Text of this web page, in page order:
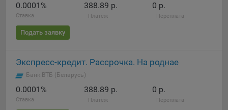
0.0001%
Ставка
388.89 р.
Платёж
0 р.
Переплата
Подать заявку
Экспресс-кредит. Рассрочка. На роднае
Банк ВТБ (Беларусь)
0.0001%
Ставка
388.89 р.
Платёж
0 р.
Переплата